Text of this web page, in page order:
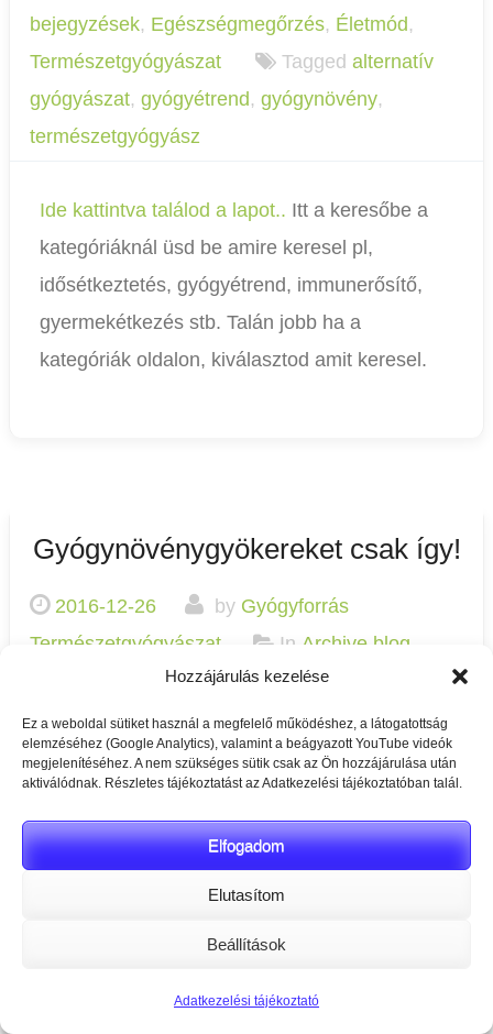
Hozzájárulás kezelése
Ez a weboldal sütiket használ a megfelelő működéshez, a látogatottság
elemzéséhez (Google Analytics), valamint a beágyazott YouTube videók
megjelenítéséhez. A nem szükséges sütik csak az Ön hozzájárulása után
aktiválódnak. Részletes tájékoztatást az Adatkezelési tájékoztatóban talál.
Elfogadom
Elutasítom
Beállítások
Adatkezelési tájékoztató
bejegyzések, Egészségmegőrzés, Életmód,
Természetgyógyászat
Tagged alternatív
gyógyászat, gyógyétrend, gyógynövény,
természetgyógyász
Ide kattintva találod a lapot.. Itt a keresőbe a
kategóriáknál üsd be amire keresel pl,
idősétkeztetés, gyógyétrend, immunerősítő,
gyermekétkezés stb. Talán jobb ha a
kategóriák oldalon, kiválasztod amit keresel.
Gyógynövénygyökereket csak így!
2016-12-26 by Gyógyforrás
Természetgyógyászat
In Archive blog
Gyógynövény feldolgozás
Természetgyógyászat
Taggedalternatív
gyógyászat,gyógynövények,
természetgyógyász
Gyökerekből tea, természetgyógyász szemmel.A
gyógyövények gyökerét őszvégén télen szedjük mivel a
gyógynövényeknél is megkezdődik a raktározás időszaka.